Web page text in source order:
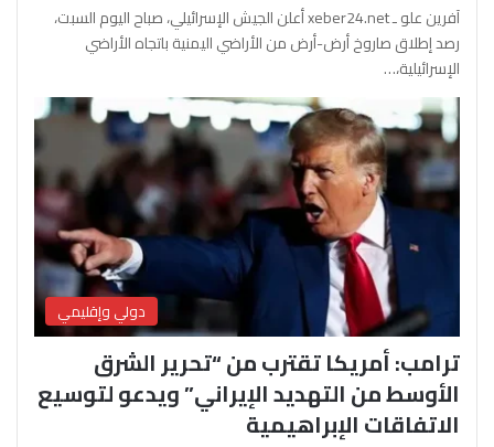
آفرين علو ـ xeber24.net أعلن الجيش الإسرائيلي، صباح اليوم السبت،
رصد إطلاق صاروخ أرض-أرض من الأراضي اليمنية باتجاه الأراضي
الإسرائيلية،…
دولي وإقليمي
ترامب: أمريكا تقترب من “تحرير الشرق
الأوسط من التهديد الإيراني” ويدعو لتوسيع
الاتفاقات الإبراهيمية